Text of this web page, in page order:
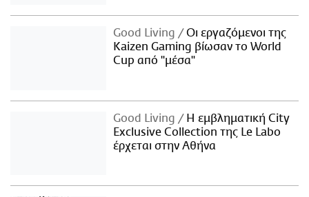
Good Living
Οι εργαζόμενοι της
Kaizen Gaming βίωσαν το World
Cup από "μέσα"
Good Living
Η εμβληματική City
Exclusive Collection της Le Labo
έρχεται στην Αθήνα